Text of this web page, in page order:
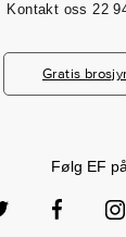
Kontakt oss 22
Gratis
Følg EF på